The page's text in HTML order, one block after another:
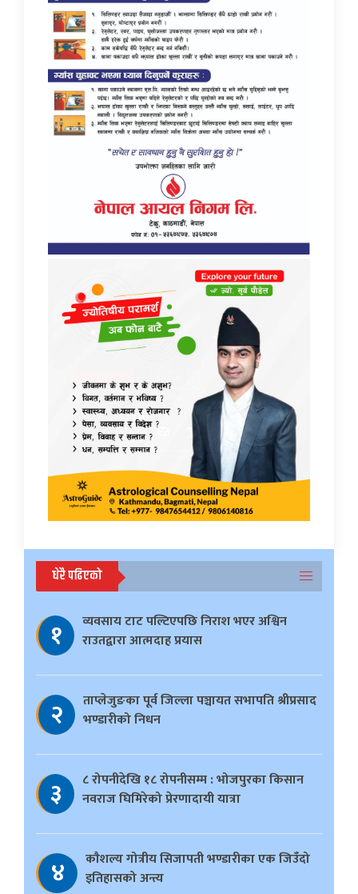
धेरै पढिएको
१
व्यवसाय टाट पल्टिएपछि निराश भएर अश्विन
राउतद्वारा आत्मदाह प्रयास
२
ताप्लेजुङका पूर्व जिल्ला पञ्चायत सभापति श्रीप्रसाद
भण्डारीको निधन
३
८ रोपनीदेखि १८ रोपनीसम्म : भोजपुरका किसान
नवराज घिमिरेको प्रेरणादायी यात्रा
४
काैशल्य गोत्रीय सिजापती भण्डारीका एक जिउँदो
इतिहासको अन्त्य